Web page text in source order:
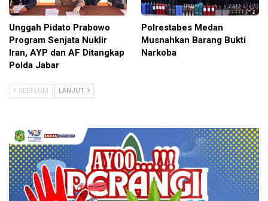
Unggah Pidato Prabowo
Program Senjata Nuklir
Iran, AYP dan AF Ditangkap
Polda Jabar
Polrestabes Medan
Musnahkan Barang Bukti
Narkoba
SEBELUM LANJUT